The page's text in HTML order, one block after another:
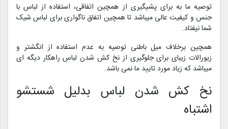
توصیه ما به برای پشیگیری از همچین اتفاقی، استفاده از لباس با
جنس و کیفیت عالی میباشد تا همچین اتفاق ناگواری برای لباس شیک
شما نیفتاد.
همچین برخلاف میل باطنی توصیه به عدم استفاده از انگشتر و
زیورالات زیبای برای جلوگیری از نخ کش شدن لباس راهکار دیگه ای
میباشد که زیاد مورد تایید ما نمی باشد.
نخ کش شدن لباس بدلیل شستشو
اشتباه